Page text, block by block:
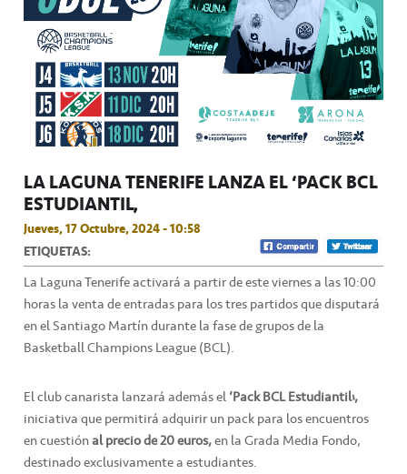
LA LAGUNA TENERIFE LANZA EL ‘PACK BCL
ESTUDIANTIL’
Jueves, 17 Octubre, 2024 - 10:58
ETIQUETAS:
La Laguna Tenerife activará a partir de este viernes a las 10:00
horas la venta de entradas para los tres partidos que disputará
en el Santiago Martín durante la fase de grupos de la
Basketball Champions League (BCL).
El club canarista lanzará además el‘Pack BCL Estudiantil’,
iniciativa que permitirá adquirir un pack para los encuentros
en cuestiónal precio de 20 euros,en la Grada Media Fondo,
destinado exclusivamente a estudiantes.